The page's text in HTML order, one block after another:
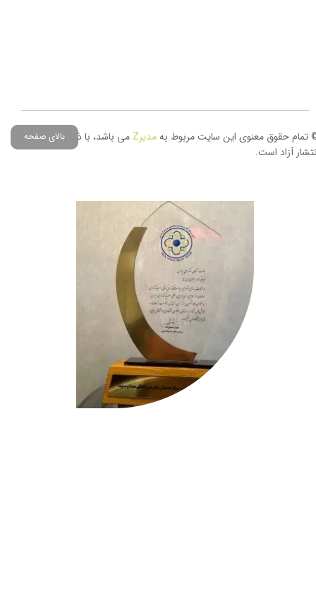
تمام حقوق معنوی این سایت مربوط بهمدیرZ می باشد، با ذکر منبع حق
آزاد است.
بالای صفحه